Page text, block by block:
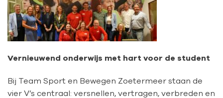
Vernieuwend onderwijs met hart voor de student
Bij Team Sport en Bewegen Zoetermeer staan de
vier V’s centraal: versnellen, vertragen, verbreden en